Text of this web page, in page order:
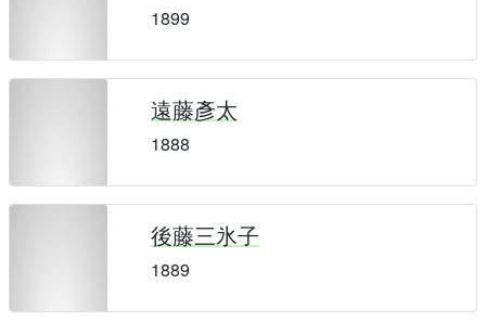
1899
遠藤彥太
1888
後藤三氷子
1889